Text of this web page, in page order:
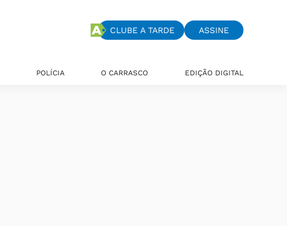
CLUBE A TARDE ASSINE
POLÍCIA O CARRASCO EDIÇÃO DIGITAL